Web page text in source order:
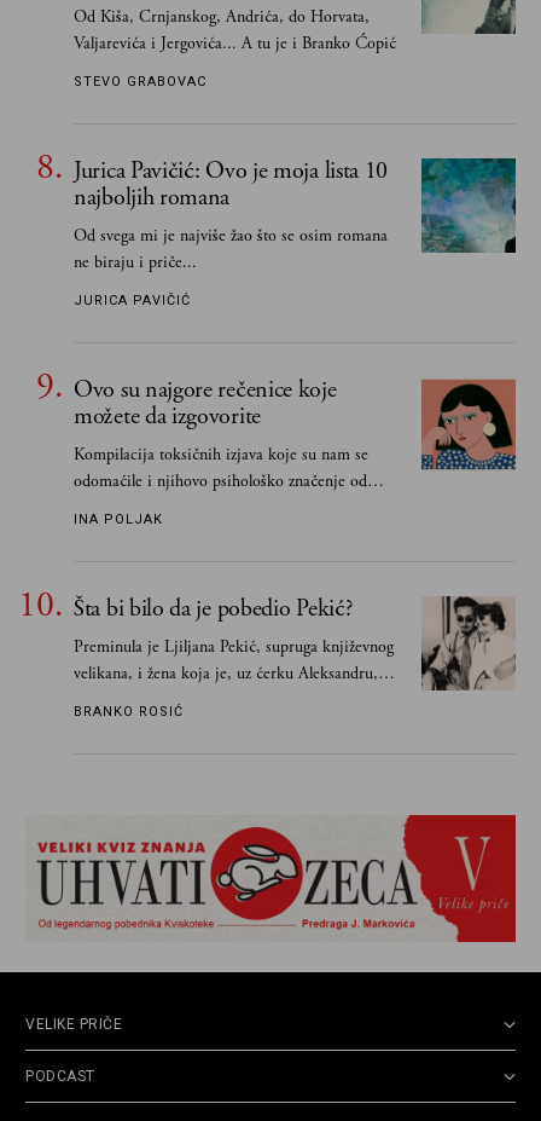
Od Kiša, Crnjanskog, Andrića, do Horvata,
Valjarevića i Jergovića... A tu je i Branko Ćopić
STEVO GRABOVAC
Jurica Pavičić: Ovo je moja lista 10
najboljih romana
Od svega mi je najviše žao što se osim romana
ne biraju i priče...
JURICA PAVIČIĆ
Ovo su najgore rečenice koje
možete da izgovorite
Kompilacija toksičnih izjava koje su nam se
odomaćile i njihovo psihološko značenje od
INA POLJAK
Šta bi bilo da je pobedio Pekić?
Preminula je Ljiljana Pekić, supruga književnog
velikana, i žena koja je, uz ćerku Aleksandru,
vodila računa o zaostavštini pisca. Ovu priču o
BRANKO ROSIĆ
VELIKE PRIČE
PODCAST